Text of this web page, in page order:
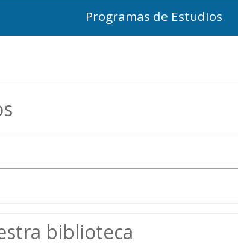
Programas de Estudios
biblioteca